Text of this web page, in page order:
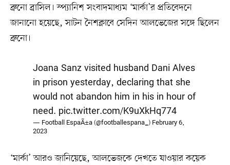
ব্রুনো ব্রাসিল। স্প্যানিশ সংবাদমাধ্যম ‘মার্কা’র প্রতিবেদনে
জানানো হয়েছে, সাটন নৈশক্লাবে সেদিন আলভেজের সঙ্গে ছিলেন
ব্রুনো।
Joana Sanz visited husband Dani Alves
in prison yesterday, declaring that she
would not abandon him in his in hour of
need. pic.twitter.com/K9uXkHq774
— Football EspaÃ±a (@footballespana_) February 6,
2023
‘মার্কা’ আরও জানিয়েছে, আলভেজকে দেখতে যাওয়ার কয়েক